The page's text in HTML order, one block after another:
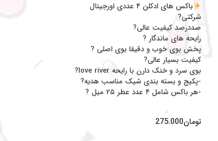
باکس های ادکلن ۴ عددی اورجینال
شرکتی?
صددرصد کیفیت عالی?
رایحه های ماندگار ?
پخش بوی خوب و دقیقا بوی اصلی ?
کیفیت بسیار عالی?
بوی سرد و خنک دارن با رایحه love river?
-پکیج و بسته بندی شیک مناسب هدیه?
-هر باکس شامل ۴ عدد عطر ۲۵ میل ?
تومان275.000